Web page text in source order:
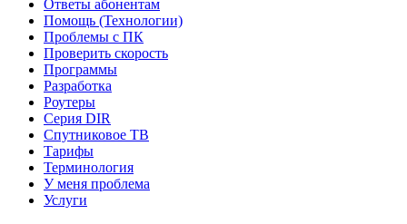
Ответы абонентам
Помощь (Технологии)
Проблемы с ПК
Проверить скорость
Программы
Разработка
Роутеры
Серия DIR
Спутниковое ТВ
Тарифы
Терминология
У меня проблема
Услуги